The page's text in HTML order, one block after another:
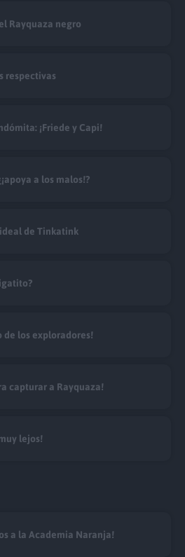
Rayquaza negro
respectivas
¡Friede y Capi!
a los malos!?
de Tinkatink
de los exploradores!
capturar a Rayquaza!
lejos!
a la Academia Naranja!